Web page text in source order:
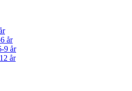
år
9 år
år